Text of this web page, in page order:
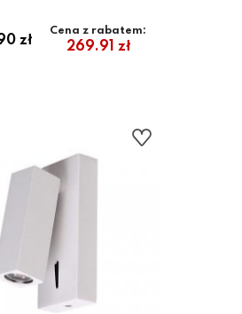
zł
Cena z rabatem:
269.91 zł